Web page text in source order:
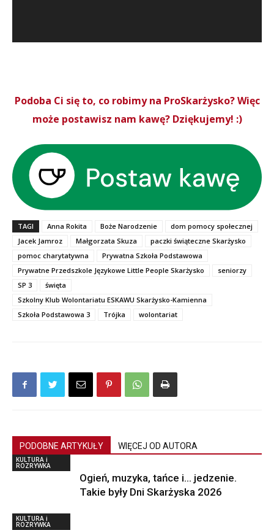
Podoba Ci się to, co robimy na ProSkarżysko? Więc
może postawisz nam kawę? Dziękujemy! :)
TAGI Anna Rokita Boże Narodzenie
dom pomocy społecznej
Jacek Jamroz
Małgorzata Skuza
paczki świąteczne Skarżysko
pomoc charytatywna
Prywatna Szkoła Podstawowa
Prywatne Przedszkole Językowe Little People Skarżysko
seniorzy
SP 3
święta
Szkolny Klub Wolontariatu ESKAWU Skarżysko-Kamienna
Szkoła Podstawowa 3
Trójka wolontariat
PODOBNE ARTYKUŁY WIĘCEJ OD AUTORA
KULTURA i
ROZRYWKA
Ogień, muzyka, tańce i… jedzenie.
Takie były Dni Skarżyska 2026
KULTURA i
ROZRYWKA